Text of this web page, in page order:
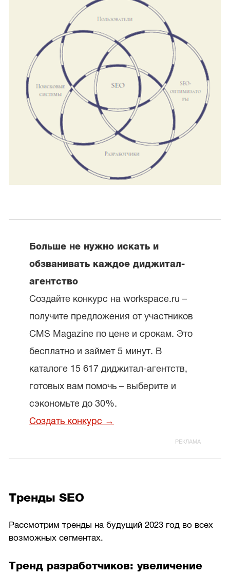
Больше не нужно искать и
обзванивать каждое диджитал-
агентство
Создайте конкурс на workspace.ru –
получите предложения от участников
CMS Magazine по цене и срокам. Это
бесплатно и займет 5 минут. В
каталоге 15 617 диджитал-агентств,
готовых вам помочь – выберите и
сэкономьте до 30%.
Создать конкурс →
Тренды SEO
Рассмотрим тренды на будущий 2023 год во всех
возможных сегментах.
Тренд разработчиков: увеличение